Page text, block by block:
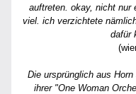
auftreten. okay, nicht nur
viel. ich verzichtete
dafür
Die ursprünglich aus
ihrer "One Woman